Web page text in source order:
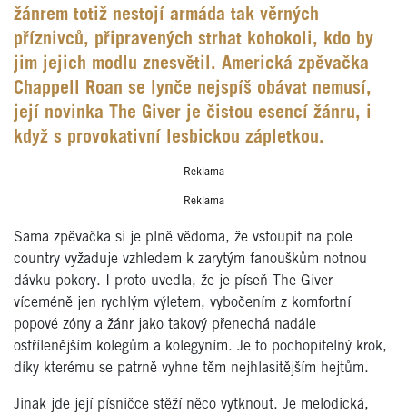
žánrem totiž nestojí armáda tak věrných
příznivců, připravených strhat kohokoli, kdo by
jim jejich modlu znesvětil. Americká zpěvačka
Chappell Roan se lynče nejspíš obávat nemusí,
její novinka The Giver je čistou esencí žánru, i
když s provokativní lesbickou zápletkou.
Reklama
Reklama
Sama zpěvačka si je plně vědoma, že vstoupit na pole
country vyžaduje vzhledem k zarytým fanouškům notnou
dávku pokory. I proto uvedla, že je píseň The Giver
víceméně jen rychlým výletem, vybočením z komfortní
popové zóny a žánr jako takový přenechá nadále
ostřílenějším kolegům a kolegyním. Je to pochopitelný krok,
díky kterému se patrně vyhne těm nejhlasitějším hejtům.
Jinak jde její písničce stěží něco vytknout. Je melodická,